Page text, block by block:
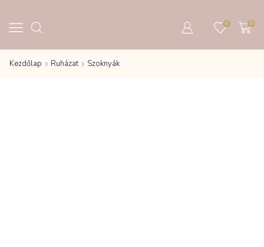
0 0
Kezdőlap Ruházat Szoknyák